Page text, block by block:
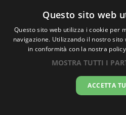
Ora
Questo sito web
Questo sito web utilizza i cookie per
navigazione. Utilizzando il nostro
in conformità con la nostra
MOSTRA TUTTI I
ACCETTA